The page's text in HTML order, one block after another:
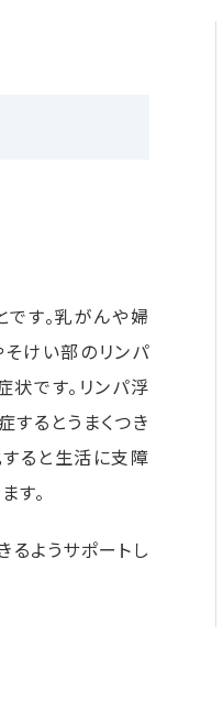
す。乳がんや婦
けい部のリンパ
です。リンパ浮
るとうまくつき
ると生活に支障
す。
るようサポートし